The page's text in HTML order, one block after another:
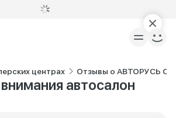
центрах Отзывы о АВТОРУСЬ
автосалон